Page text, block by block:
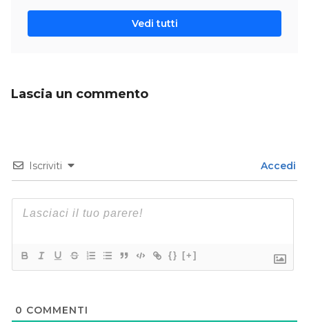
Vedi tutti
Lascia un commento
Iscriviti Accedi
{} [+]
0 COMMENTI